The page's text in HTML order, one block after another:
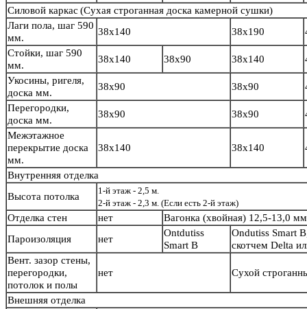
Силовой каркас(Сухая строганная доска камерной сушки)
Лаги пола, шаг 590
мм.
38х140 38х190
Стойки, шаг 590
мм.
38х140 38х90 38х140
Укосины, ригеля,
доска мм.
38х90 38х90
Перегородки,
доска мм.
38х90 38х90
Межэтажное
перекрытие доска
мм.
38х140 38х140
Внутренняя отделка
Высота потолка
1-й этаж - 2,5 м.
2-й этаж - 2,3 м. (Если есть 2-й этаж)
Отделка стен нет
Вагонка (хвойная) 12,5-13,0
Пароизоляция
нет
Ontdutiss
Smart B
Ondutiss Smart
скотчем Delta
Вент. зазор стены,
перегородки,
потолок и полы
нет Сухой
Внешняя отделка